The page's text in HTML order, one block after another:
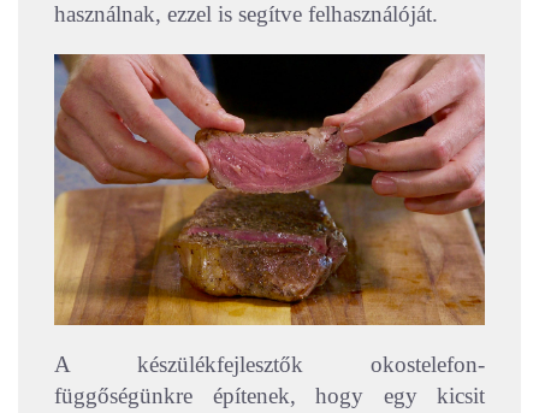
használnak, ezzel is segítve felhasználóját.
A készülékfejlesztők okostelefon-
függőségünkre építenek, hogy egy kicsit